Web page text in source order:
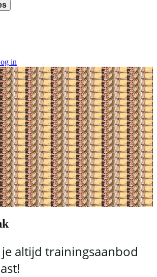
in
altijd trainingsaanbod